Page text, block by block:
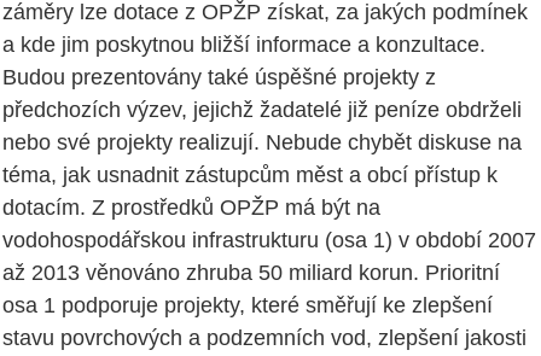
záměry lze dotace z OPŽP získat, za jakých podmínek
a kde jim poskytnou bližší informace a konzultace.
Budou prezentovány také úspěšné projekty z
předchozích výzev, jejichž žadatelé již peníze obdrželi
nebo své projekty realizují. Nebude chybět diskuse na
téma, jak usnadnit zástupcům měst a obcí přístup k
dotacím. Z prostředků OPŽP má být na
vodohospodářskou infrastrukturu (osa 1) v období 2007
až 2013 věnováno zhruba 50 miliard korun. Prioritní
osa 1 podporuje projekty, které směřují ke zlepšení
stavu povrchových a podzemních vod, zlepšení jakosti